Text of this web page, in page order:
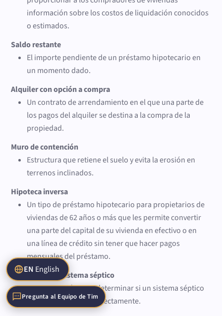
información sobre los costos de liquidación conocidos
o estimados.
Saldo restante
El importe pendiente de un préstamo hipotecario en
un momento dado.
Alquiler con opción a compra
Un contrato de arrendamiento en el que una parte de
los pagos del alquiler se destina a la compra de la
propiedad.
Muro de contención
Estructura que retiene el suelo y evita la erosión en
terrenos inclinados.
Hipoteca inversa
Un tipo de préstamo hipotecario para propietarios de
viviendas de 62 años o más que les permite convertir
una parte del capital de su vivienda en efectivo o en
una línea de crédito sin tener que hacer pagos
mensuales del préstamo.
Inspección del sistema séptico
Una inspección para determinar si un sistema séptico
existente funciona correctamente.
EN English
Pregunta al Equipo de Tim